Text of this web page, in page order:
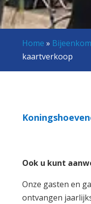
Home »
kaartverkoop
Ook u kunt
Onze gasten en
ontvangen